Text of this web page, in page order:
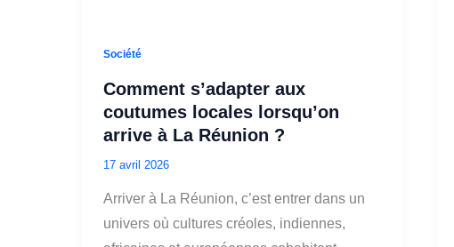
Société
Comment s’adapter aux
coutumes locales lorsqu’on
arrive à La Réunion ?
17 avril 2026
Arriver à La Réunion, c’est entrer dans un
univers où cultures créoles, indiennes,